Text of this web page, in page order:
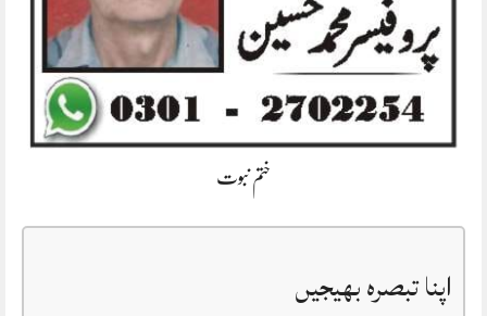
ختم نبوت
اپنا تبصرہ بھیجیں